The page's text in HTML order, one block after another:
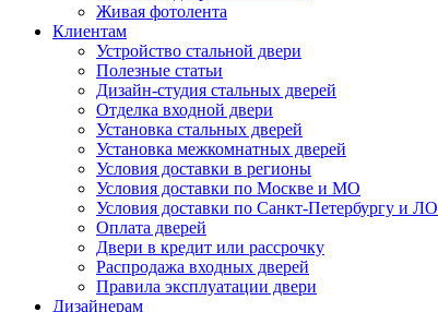
Живая фотолента
Клиентам
Устройство стальной двери
Полезные статьи
Дизайн-студия стальных дверей
Отделка входной двери
Установка стальных дверей
Установка межкомнатных дверей
Условия доставки в регионы
Условия доставки по Москве и МО
Условия доставки по Санкт-Петербургу и ЛО
Оплата дверей
Двери в кредит или рассрочку
Распродажа входных дверей
Правила эксплуатации двери
Дизайнерам